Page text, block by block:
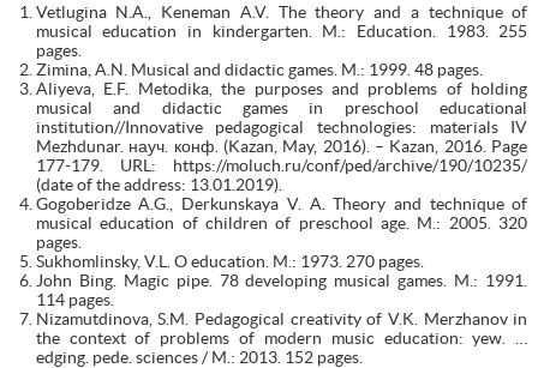
Vetlugina N.A., Keneman A.V. The theory and a technique of
musical education in kindergarten. M.: Education. 1983. 255
pages.
Zimina, A.N. Musical and didactic games. M.: 1999. 48 pages.
Aliyeva, E.F. Metodika, the purposes and problems of holding
musical and didactic games in preschool educational
institution//Innovative pedagogical technologies: materials IV
Mezhdunar. науч. конф. (Kazan, May, 2016). – Kazan, 2016. Page
177-179. URL: https://moluch.ru/conf/ped/archive/190/10235/
(date of the address: 13.01.2019).
Gogoberidze A.G., Derkunskaya V. A. Theory and technique of
musical education of children of preschool age. M.: 2005. 320
pages.
Sukhomlinsky, V.L. O education. M.: 1973. 270 pages.
John Bing. Magic pipe. 78 developing musical games. M.: 1991.
114 pages.
Nizamutdinova, S.M. Pedagogical creativity of V.K. Merzhanov in
the context of problems of modern music education: yew. …
edging. pede. sciences / M.: 2013. 152 pages.